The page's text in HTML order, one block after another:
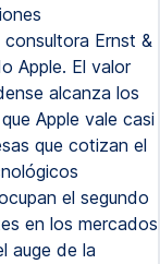
Ernst &
Apple. El valor
alcanza los
Apple vale casi
que cotizan el
el segundo
en los mercados
auge de la